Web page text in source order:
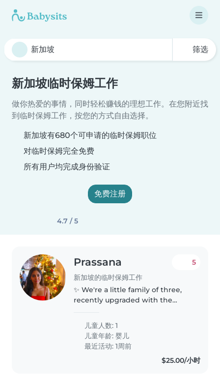
筛选
新加坡临时保姆工作
做你热爱的事情，同时轻松赚钱的理想工作。在您附近找
到临时保姆工作，按您的方式自由选择。
新加坡有680个可申请的临时保姆职位
对临时保姆完全免费
所有用户均完成身份验证
免费注册
4.7 / 5
Prassana
新加坡的临时保姆工作
5
✨ We're a little family of three,
recently upgraded with the
sweet baby girl! 💕 We're looking
for a warm, energetic, and
experienced part-time nanny to
join..
儿童人数: 1
儿童年龄:婴儿
最近活动: 1周前
$25.00/小时